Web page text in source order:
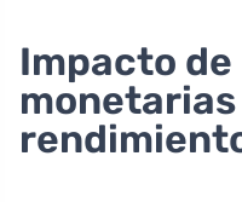
Impacto
monetarias